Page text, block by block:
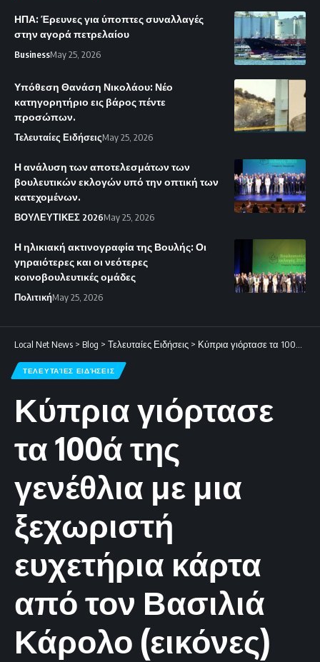
ΗΠΑ: Έρευνες για ύποπτες συναλλαγές
στην αγορά πετρελαίου
BusinessMay 25, 2026
Υπόθεση Θανάση Νικολάου: Νέο
κατηγορητήριο εις βάρος πέντε
προσώπων.
Τελευταίες ΕιδήσειςMay 25, 2026
Η ανάλυση των αποτελεσμάτων των
βουλευτικών εκλογών υπό την οπτική των
κατεχομένων.
ΒΟΥΛΕΥΤΙΚΕΣ 2026May 25, 2026
Η ηλικιακή ακτινογραφία της Βουλής: Οι
γηραιότερες και οι νεότερες
κοινοβουλευτικές ομάδες
ΠολιτικήMay 25, 2026
Local Net News > Blog > Τελευταίες Ειδήσεις > Κύπρια γιόρτασε τα 100ά της γενέθλια με μια ξεχωριστή ευχετήρια κάρτα από τον Βασιλιά Κάρολο (εικόνες)
ΤΕΛΕΥΤΑΊΕΣ ΕΙΔΉΣΕΙΣ
Κύπρια γιόρτασε
τα 100ά της
γενέθλια με μια
ξεχωριστή
ευχετήρια κάρτα
από τον Βασιλιά
Κάρολο (εικόνες)